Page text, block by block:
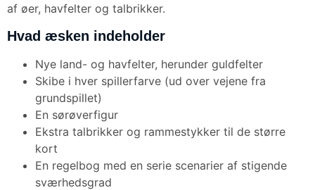
af øer, havfelter og talbrikker.
Hvad æsken indeholder
Nye land- og havfelter, herunder guldfelter
Skibe i hver spillerfarve (ud over vejene fra
grundspillet)
En sørøverfigur
Ekstra talbrikker og rammestykker til de større
kort
En regelbog med en serie scenarier af stigende
sværhedsgrad